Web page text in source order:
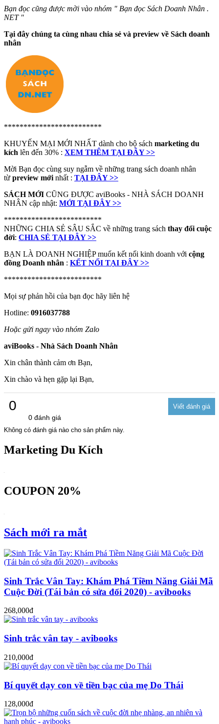
Bạn đọc cũng được mời vào nhóm " Bạn đọc Sách Doanh Nhân .
NET "
Tại đây chúng ta cùng nhau chia sẻ và preview về Sách doanh
nhân
*************************
KHUYẾN MẠI MỚI NHẤT dành cho bộ sách marketing du
kích lên đến 30% : XEM THÊM TẠI ĐÂY >>
Mời Bạn đọc cùng suy ngẫm về những trang sách doanh nhân
từ preview mới nhất : TẠI ĐÂY >>
SÁCH MỚI CŨNG ĐƯỢC aviBooks - NHÀ SÁCH DOANH
NHÂN cập nhật: MỚI TẠI ĐÂY >>
*************************
NHỮNG CHIA SẺ SÂU SẮC về những trang sách thay đổi cuộc
đời: CHIA SẺ TẠI ĐÂY >>
BẠN LÀ DOANH NGHIỆP muốn kết nối kinh doanh với cộng
đồng Doanh nhân : KẾT NỐI TẠI ĐÂY >>
*************************
Mọi sự phản hồi của bạn đọc hãy liên hệ
Hotline: 0916037788
Hoặc gửi ngay vào nhóm Zalo
aviBooks - Nhà Sách Doanh Nhân
Xin chân thành cảm ơn Bạn,
Xin chào và hẹn gặp lại Bạn,
0
0 đánh giá
Không có đánh giá nào cho sản phẩm này.
Marketing Du Kích
COUPON 20%
Sách mới ra mắt
Sinh Trắc Vân Tay: Khám Phá Tiềm Năng Giải Mã
Cuộc Đời (Tái bản có sửa đổi 2020) - avibooks
268,000đ
Sinh trắc vân tay - avibooks
210,000đ
Bí quyết dạy con về tiền bạc của mẹ Do Thái
128,000đ